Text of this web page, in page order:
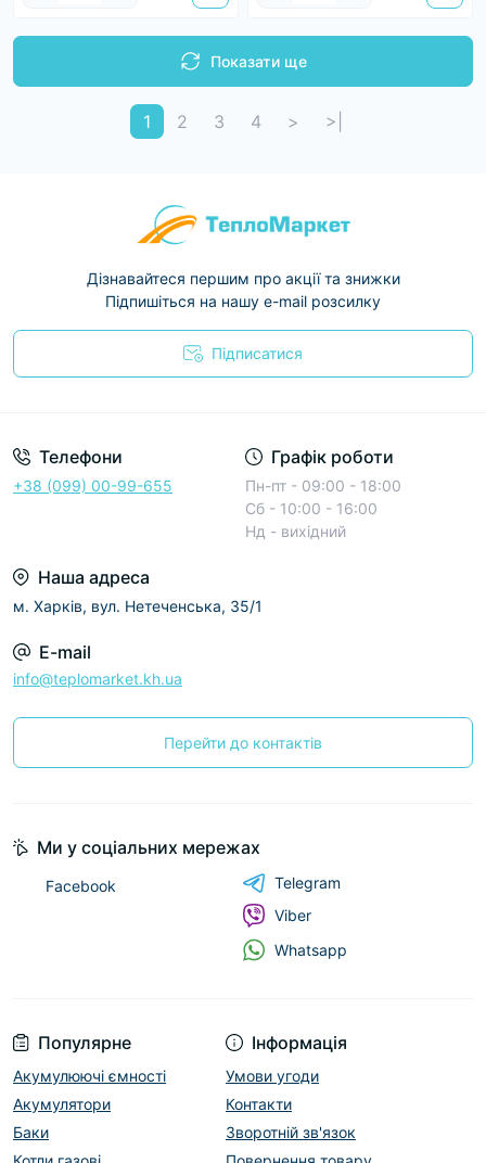
Показати ще
1 2 3 4 > >|
Дізнавайтеся першим про акції та знижки
Підпишіться на нашу e-mail розсилку
Підписатися
Телефони
+38 (099) 00-99-655
Графік роботи
Пн-пт - 09:00 - 18:00
Сб - 10:00 - 16:00
Нд - вихідний
Наша адреса
м. Харків, вул. Нетеченська, 35/1
E-mail
info@teplomarket.kh.ua
Перейти до контактів
Популярне
Акумулюючі ємності
Акумулятори
Баки
Інформація
Умови угоди
Контакти
Зворотній зв'язок
Ми у соціальних мережах
Facebook
Telegram
Viber
Whatsapp